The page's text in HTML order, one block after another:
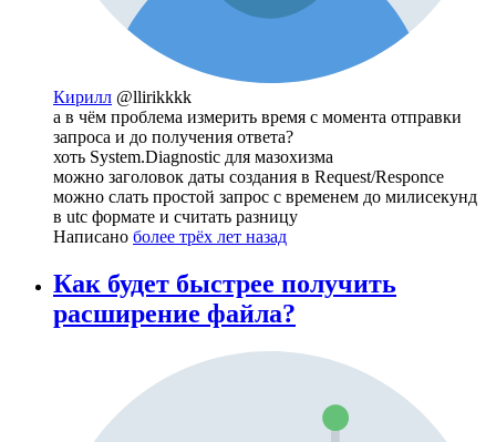
Кирилл @llirikkkk
а в чём проблема измерить время с момента отправки
запроса и до получения ответа?
хоть System.Diagnostic для мазохизма
можно заголовок даты создания в Request/Responce
можно слать простой запрос с временем до милисекунд
в utc формате и считать разницу
Написано более трёх лет назад
Как будет быстрее получить
расширение файла?